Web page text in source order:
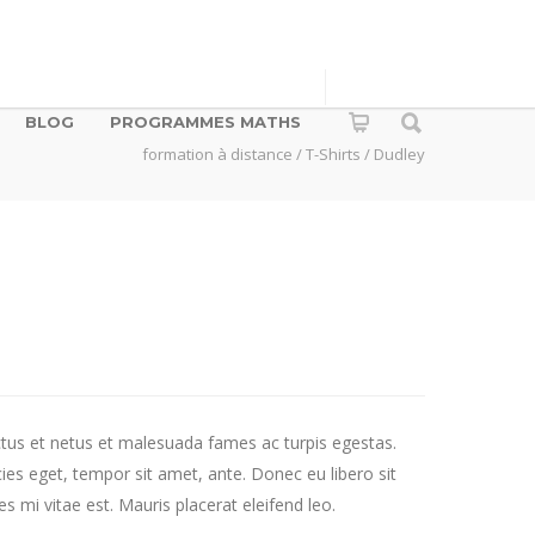
BLOG PROGRAMMES MATHS
formation à distance /T-Shirts / Dudley
et netus et malesuada fames ac turpis egestas.
eget, tempor sit amet, ante. Donec eu libero sit
mi vitae est. Mauris placerat eleifend leo.